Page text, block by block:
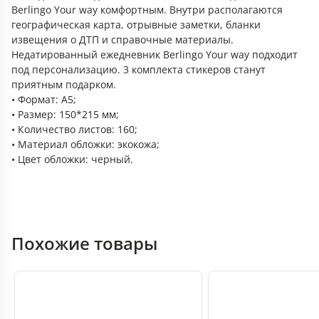
Berlingo Your way комфортным. Внутри располагаются
географическая карта, отрывные заметки, бланки
извещения о ДТП и справочные материалы.
Недатированный ежедневник Berlingo Your way подходит
под персонализацию. 3 комплекта стикеров станут
приятным подарком.
• Формат: A5;
• Размер: 150*215 мм;
• Количество листов: 160;
• Материал обложки: экокожа;
• Цвет обложки: черный.
Похожие товары